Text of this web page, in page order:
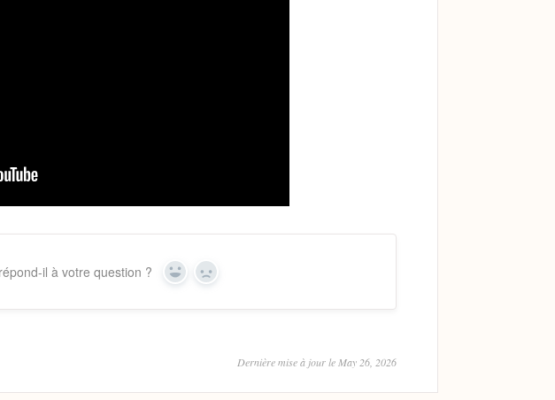
il à votre question ? Yes No
Dernière mise à jour le May 26, 2026